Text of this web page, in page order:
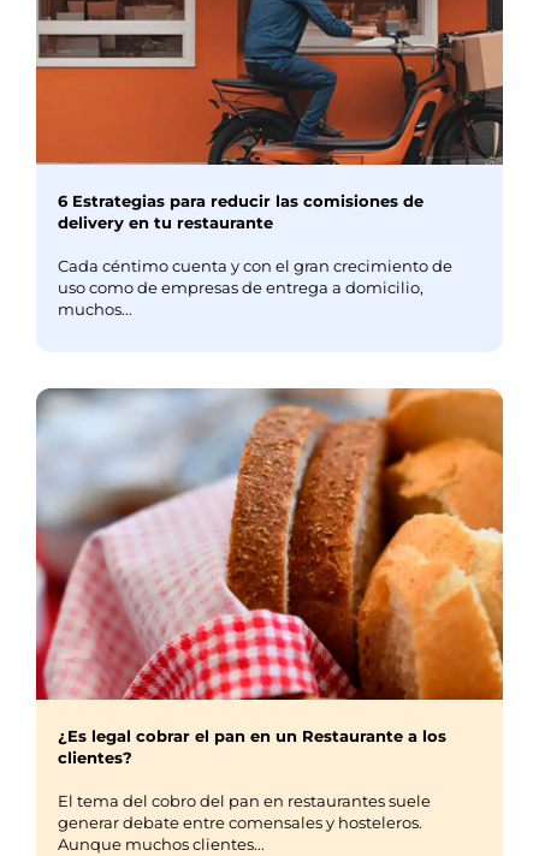
6 Estrategias para reducir las comisiones de
delivery en tu restaurante
Cada céntimo cuenta y con el gran crecimiento de
uso como de empresas de entrega a domicilio,
muchos...
¿Es legal cobrar el pan en un Restaurante a los
clientes?
El tema del cobro del pan en restaurantes suele
generar debate entre comensales y hosteleros.
Aunque muchos clientes...